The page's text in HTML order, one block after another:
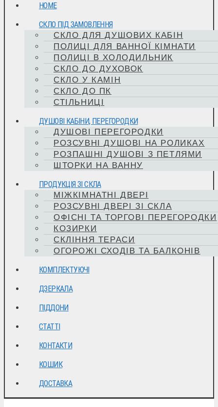
HOME
СКЛО ПІД ЗАМОВЛЕННЯ
СКЛО ДЛЯ ДУШОВИХ КАБІН
ПОЛИЦІ ДЛЯ ВАННОЇ КІМНАТИ
ПОЛИЦІ В ХОЛОДИЛЬНИК
СКЛО ДО ДУХОВОК
СКЛО У КАМІН
СКЛО ДО ПК
СТІЛЬНИЦІ
ДУШОВІ КАБІНИ, ПЕРЕГОРОДКИ
ДУШОВІ ПЕРЕГОРОДКИ
РОЗСУВНІ ДУШОВІ НА РОЛИКАХ
РОЗПАШНІ ДУШОВІ З ПЕТЛЯМИ
ШТОРКИ НА ВАННУ
ПРОДУКЦІЯ ЗІ СКЛА
МІЖКІМНАТНІ ДВЕРІ
РОЗСУВНІ ДВЕРІ ЗІ СКЛА
ОФІСНІ ТА ТОРГОВІ ПЕРЕГОРОДКИ
КОЗИРКИ
СКЛІННЯ ТЕРАСИ
ОГОРОЖІ СХОДІВ ТА БАЛКОНІВ
КОМПЛЕКТУЮЧІ
ДЗЕРКАЛА
ПІДДОНИ
СТАТТІ
КОНТАКТИ
КОШИК
ДОСТАВКА